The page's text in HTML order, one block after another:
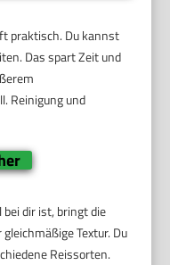
praktisch. Du kannst
Das spart Zeit und
Reinigung und
dir ist, bringt die
Textur. Du
Reissorten.